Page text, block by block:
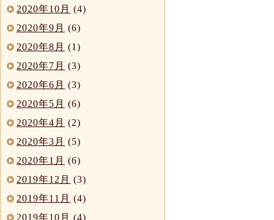
2020年10月 (4)
2020年9月 (6)
2020年8月 (1)
2020年7月 (3)
2020年6月 (3)
2020年5月 (6)
2020年4月 (2)
2020年3月 (5)
2020年1月 (6)
2019年12月 (3)
2019年11月 (4)
2019年10月 (4)